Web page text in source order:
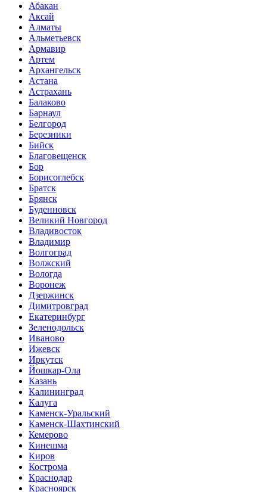
Абакан
Аксай
Алматы
Альметьевск
Армавир
Артем
Архангельск
Астана
Астрахань
Балаково
Барнаул
Белгород
Березники
Бийск
Благовещенск
Бор
Борисоглебск
Братск
Брянск
Буденновск
Великий Новгород
Владивосток
Владимир
Волгоград
Волжский
Вологда
Воронеж
Дзержинск
Димитровград
Екатеринбург
Зеленодольск
Иваново
Ижевск
Иркутск
Йошкар-Ола
Казань
Калининград
Калуга
Каменск-Уральский
Каменск-Шахтинский
Кемерово
Кинешма
Киров
Кострома
Краснодар
Красноярск